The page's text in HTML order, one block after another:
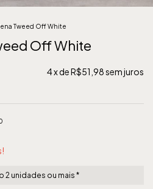
Tweed Off White
Off White
4x deR$51,98sem juros
2 unidades ou mais *